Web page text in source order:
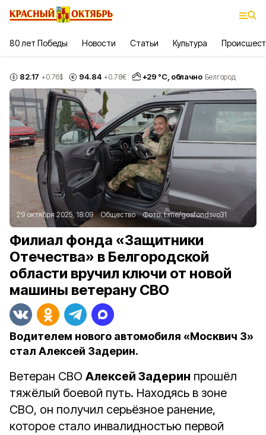
80 лет Победы Новости Статьи Культура
82.17 +0.76$ 94.84 +0.78€ +29 °С, облачно Белгород
29 октября 2025, 18:09 Общество Фото:t.me/gosfondsvo31
Филиал фонда «Защитники
Отечества» в Белгородской
области вручил ключи от новой
машины ветерану СВО
Водителем нового автомобиля «Москвич 3»
стал Алексей Задерин.
Ветеран СВО Алексей Задерин прошёл
тяжёлый боевой путь. Находясь в зоне
СВО, он получил серьёзное ранение,
которое стало инвалидностью первой